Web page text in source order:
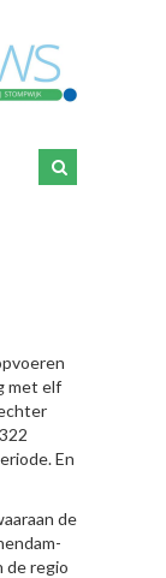
met elf
En
de
de regio